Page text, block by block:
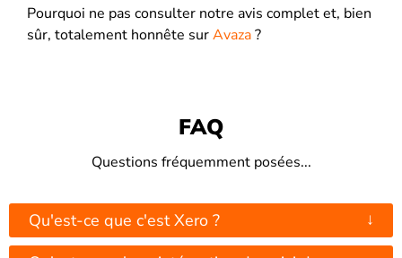
Pourquoi ne pas consulter notre avis complet et, bien
sûr, totalement honnête surAvaza?
FAQ
Questions fréquemment posées...
Qu'est-ce que c'est Xero ? ↓